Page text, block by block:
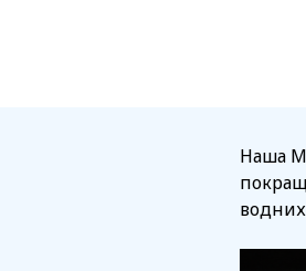
Наша
водних